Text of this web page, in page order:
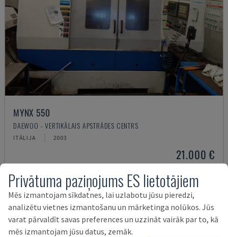
MYNX 550
DAEWOO - VERTIKĀLAIS APSTRĀDES CENTRS
ITĀLIJA 2003
21.000 €
Privātuma paziņojums ES lietotājiem
Mēs izmantojam sīkdatnes, lai uzlabotu jūsu pieredzi,
analizētu vietnes izmantošanu un mārketinga nolūkos. Jūs
varat pārvaldīt savas preferences un uzzināt vairāk par to, kā
mēs izmantojam jūsu datus, zemāk.